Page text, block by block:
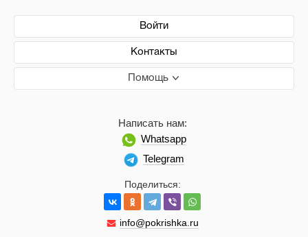
Войти
Контакты
Помощь
Поделиться:
info@pokrishka.ru
Написать нам:
Whatsapp
Telegram